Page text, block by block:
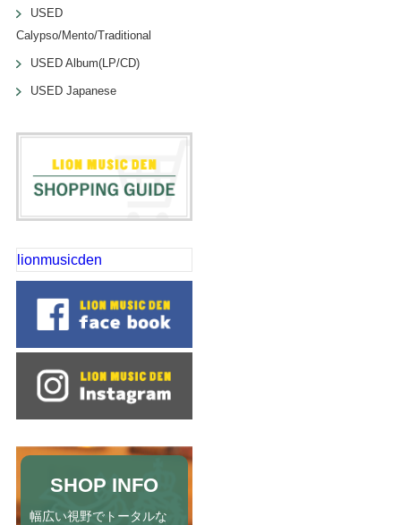
USED
Calypso/Mento/Traditional
USED Album(LP/CD)
USED Japanese
lionmusicden
SHOP INFO
幅広い視野でトータルな